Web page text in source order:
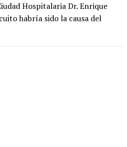
Hospitalaria Dr. Enrique
habría sido la causa del